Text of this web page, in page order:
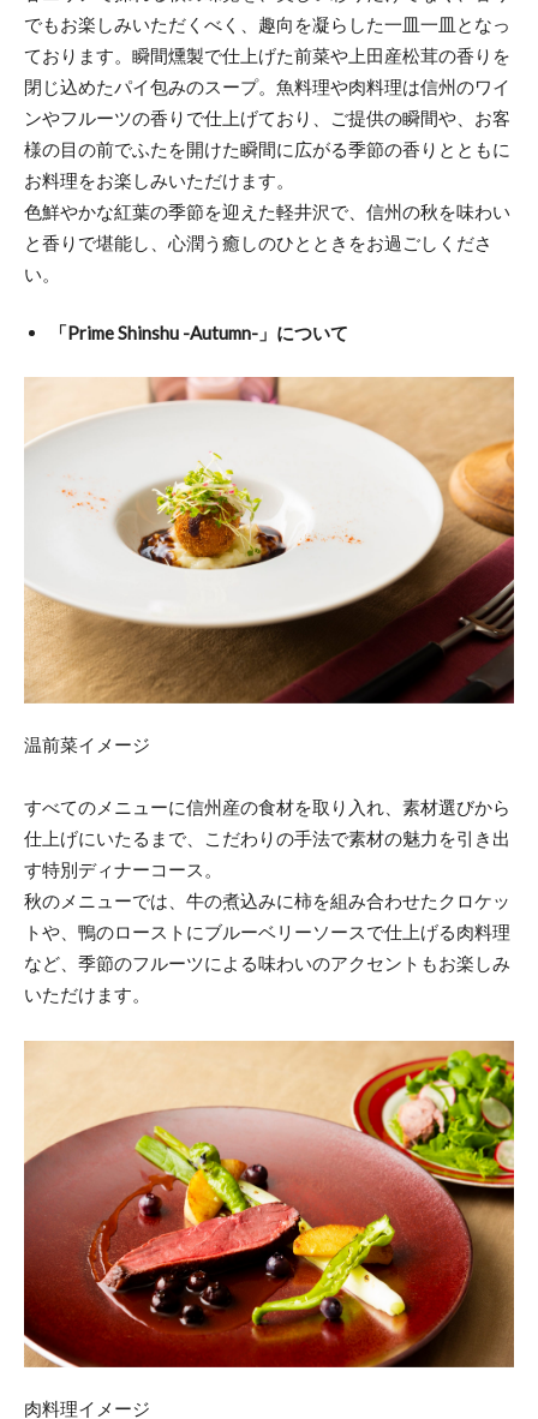
でもお楽しみいただくべく、趣向を凝らした一皿一皿となっ
ております。瞬間燻製で仕上げた前菜や上田産松茸の香りを
閉じ込めたパイ包みのスープ。魚料理や肉料理は信州のワイ
ンやフルーツの香りで仕上げており、ご提供の瞬間や、お客
様の目の前でふたを開けた瞬間に広がる季節の香りとともに
お料理をお楽しみいただけます。
色鮮やかな紅葉の季節を迎えた軽井沢で、信州の秋を味わい
と香りで堪能し、心潤う癒しのひとときをお過ごしくださ
い。
「Prime Shinshu -Autumn-」について
温前菜イメージ
すべてのメニューに信州産の食材を取り入れ、素材選びから
仕上げにいたるまで、こだわりの手法で素材の魅力を引き出
す特別ディナーコース。
秋のメニューでは、牛の煮込みに柿を組み合わせたクロケッ
トや、鴨のローストにブルーベリーソースで仕上げる肉料理
など、季節のフルーツによる味わいのアクセントもお楽しみ
いただけます。
肉料理イメージ